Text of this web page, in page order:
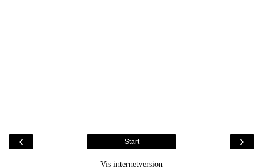
‹ ›
Start
Vis internetversion